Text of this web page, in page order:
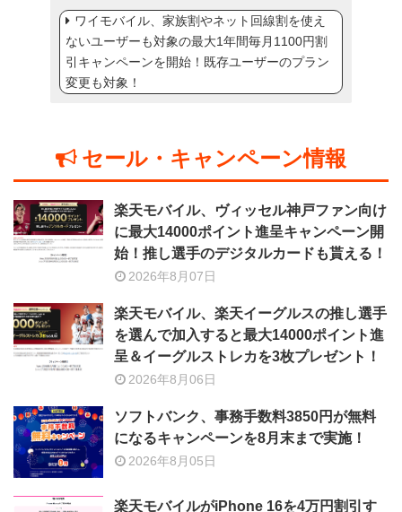
ワイモバイル、家族割やネット回線割を使え
ないユーザーも対象の最大1年間毎月1100円割
引キャンペーンを開始！既存ユーザーのプラン
変更も対象！
セール・キャンペーン情報
楽天モバイル、ヴィッセル神戸ファン向け
に最大14000ポイント進呈キャンペーン開
始！推し選手のデジタルカードも貰える！
2026年8月07日
楽天モバイル、楽天イーグルスの推し選手
を選んで加入すると最大14000ポイント進
呈＆イーグルストレカを3枚プレゼント！
2026年8月06日
ソフトバンク、事務手数料3850円が無料
になるキャンペーンを8月末まで実施！
2026年8月05日
楽天モバイルがiPhone 16を4万円割引す